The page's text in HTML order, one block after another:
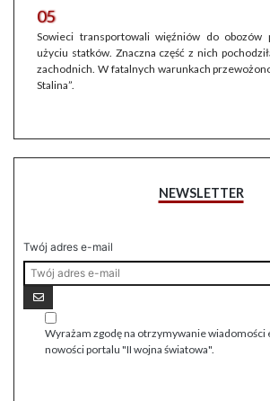
05
Sowieci transportowali więźniów do obozów
użyciu statków. Znaczna część z nich
zachodnich. W fatalnych warunkach
Stalina”.
NEWSLETTER
Twój adres e-mail
Wyrażam zgodę na otrzymywanie wiadomości
nowości portalu "II wojna światowa".